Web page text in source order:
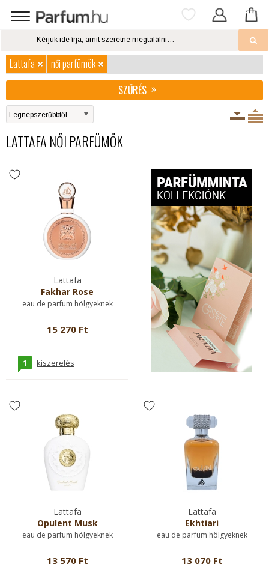
Lattafa
női parfümök
SZŰRÉS
LATTAFA NŐI PARFÜMÖK
Lattafa
Fakhar Rose
eau de parfum hölgyeknek
15 270 Ft
1 kiszerelés
Lattafa
Opulent Musk
eau de parfum hölgyeknek
13 570 Ft
Lattafa
Ekhtiari
eau de parfum hölgyeknek
13 070 Ft